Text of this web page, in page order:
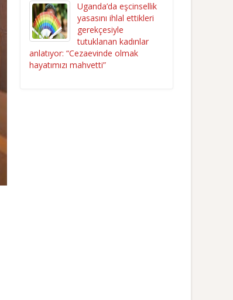
Uganda’da eşcinsellik
yasasını ihlal ettikleri
gerekçesiyle
tutuklanan kadınlar
anlatıyor: “Cezaevinde olmak
hayatımızı mahvetti”